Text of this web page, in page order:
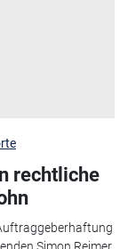
rechtliche